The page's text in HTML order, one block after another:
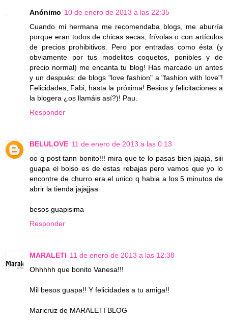
Anónimo 10 de enero de 2013 a las 22:35
Cuando mi hermana me recomendaba blogs, me aburría
porque eran todos de chicas secas, frívolas o con artículos
de precios prohibitivos. Pero por entradas como ésta (y
obviamente por tus modelitos coquetos, ponibles y de
precio normal) me encanta tu blog! Has marcado un antes
y un después: de blogs "love fashion" a "fashion with love"!
Felicidades, Fabi, hasta la próxima! Besios y felicitaciones a
la blogera ¿os llamáis así?)! Pau.
Responder
BELULOVE 11 de enero de 2013 a las 0:13
oo q post tann bonito!!! mira que te lo pasas bien jajaja, siii
guapa el bolso es de estas rebajas pero vamos que yo lo
encontre de churro era el unico q habia a los 5 minutos de
abrir la tienda jajajjaa
besos guapisima
Responder
MARALETI 11 de enero de 2013 a las 12:38
Ohhhhh que bonito Vanesa!!!
Mil besos guapa!! Y felicidades a tu amiga!!
Maricruz de MARALETI BLOG